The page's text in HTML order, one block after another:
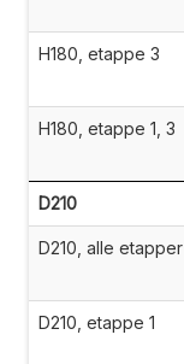
H180, etappe 3
H180, etappe 1, 3
D210
D210, alle etapper
D210, etappe 1